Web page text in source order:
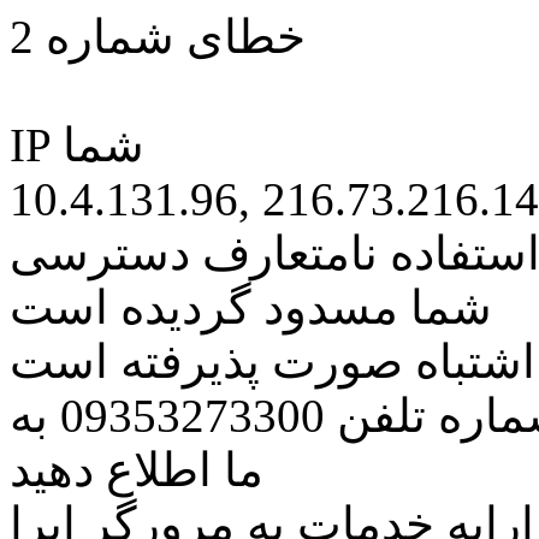
خطای شماره 2
IP شما
10.4.131.96,
نامتعارف دسترسی
شما مسدود گردیده است
اشتباه صورت پذیرفته است
مراتب این مسئله را از طریق شماره تلفن 09353273300 به
ما اطلاع دهید
خدمات به مرورگر اپرا